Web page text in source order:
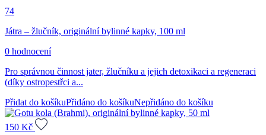
74
Játra – žlučník, originální bylinné kapky, 100 ml
0 hodnocení
Pro správnou činnost jater, žlučníku a jejich detoxikaci a regeneraci
(díky ostropestřci a...
Přidat do košíkuPřidáno do košíkuNepřidáno do košíku
150 Kč